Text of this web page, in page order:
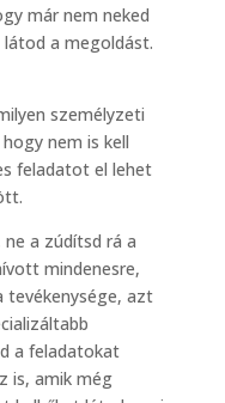
már nem neked
látod a megoldást.
személyzeti
nem is kell
feladatot el lehet
a zúdítsd rá a
mindenesre,
tevékenysége, azt
a feladatokat
is, amik még